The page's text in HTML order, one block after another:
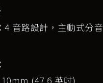
4 音路設計，主動式分音
(47.6 英吋)